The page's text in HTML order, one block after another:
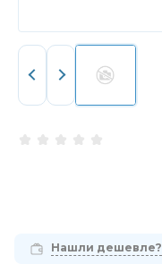
Нашли дешевле?